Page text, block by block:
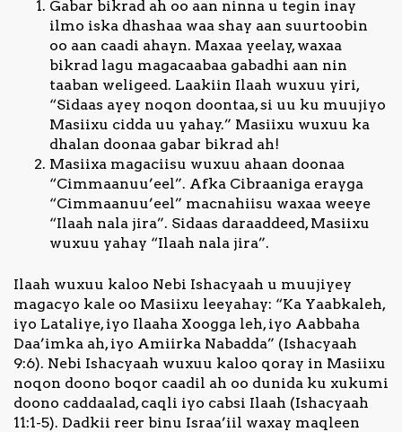
Gabar bikrad ah oo aan ninna u tegin inay
ilmo iska dhashaa waa shay aan suurtoobin
oo aan caadi ahayn. Maxaa yeelay, waxaa
bikrad lagu magacaabaa gabadhi aan nin
taaban weligeed. Laakiin Ilaah wuxuu yiri,
“Sidaas ayey noqon doontaa, si uu ku muujiyo
Masiixu cidda uu yahay.” Masiixu wuxuu ka
dhalan doonaa gabar bikrad ah!
Masiixa magaciisu wuxuu ahaan doonaa
“Cimmaanuu’eel”. Afka Cibraaniga erayga
“Cimmaanuu’eel” macnahiisu waxaa weeye
“Ilaah nala jira”. Sidaas daraaddeed, Masiixu
wuxuu yahay “Ilaah nala jira”.
Ilaah wuxuu kaloo Nebi Ishacyaah u muujiyey
magacyo kale oo Masiixu leeyahay: “Ka Yaabkaleh,
iyo Lataliye, iyo Ilaaha Xoogga leh, iyo Aabbaha
Daa’imka ah, iyo Amiirka Nabadda” (Ishacyaah
9:6). Nebi Ishacyaah wuxuu kaloo qoray in Masiixu
noqon doono boqor caadil ah oo dunida ku xukumi
doono caddaalad, caqli iyo cabsi Ilaah (Ishacyaah
11:1-5). Dadkii reer binu Israa’iil waxay maqleen